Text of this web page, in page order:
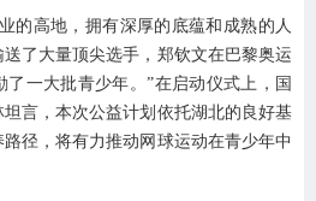
的高地，拥有深厚的底蕴和成熟的人
了大量顶尖选手，郑钦文在巴黎奥运
一大批青少年。”在启动仪式上，国
言，本次公益计划依托湖北的良好基
径，将有力推动网球运动在青少年中